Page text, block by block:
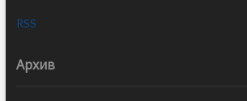
RSS
Архив